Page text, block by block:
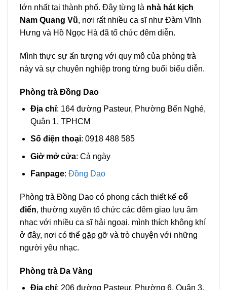
lớn nhất tại thành phố. Đây từng là nhà hát kịch
Nam Quang Vũ, nơi rất nhiều ca sĩ như Đàm Vĩnh
Hưng và Hồ Ngọc Hà đã tổ chức đêm diễn.
Mình thực sự ấn tượng với quy mô của phòng trà
này và sự chuyên nghiệp trong từng buổi biểu diễn.
Phòng trà Đồng Dao
Địa chỉ: 164 đường Pasteur, Phường Bến Nghé,
Quận 1, TPHCM
Số điện thoại: 0918 488 585
Giờ mở cửa: Cả ngày
Fanpage: Đồng Dao
Phòng trà Đồng Dao có phong cách thiết kế cổ
điển, thường xuyên tổ chức các đêm giao lưu âm
nhạc với nhiều ca sĩ hải ngoại. mình thích không khí
ở đây, nơi có thể gặp gỡ và trò chuyện với những
người yêu nhạc.
Phòng trà Da Vàng
Địa chỉ: 206 đường Pasteur, Phường 6, Quận 3,